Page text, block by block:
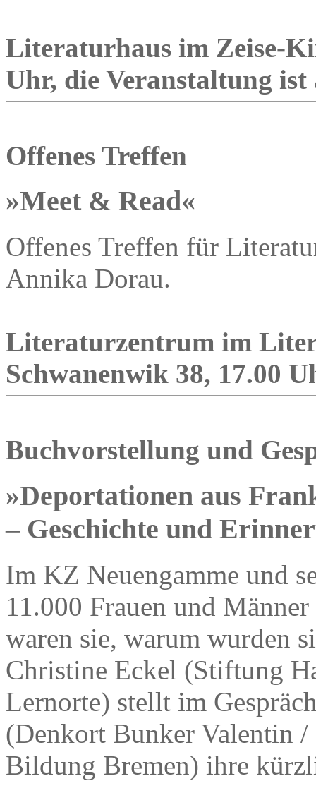
Literaturhaus im Zeise-
Uhr, die Veranstaltung
Offenes Treffen
»Meet & Read«
Offenes Treffen für
Annika Dorau.
Literaturzentrum im
Schwanenwik 38, 17.00
Buchvorstellung und
»Deportationen aus
– Geschichte und
Im KZ Neuengamme und
11.000 Frauen und
waren sie, warum wurden
Christine Eckel (Stiftung
Lernorte) stellt im
(Denkort Bunker Valentin
Bildung Bremen) ihre